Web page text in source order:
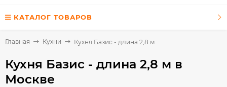
КАТАЛОГ ТОВАРОВ
Главная Кухни Кухня Базис - длина 2,8 м
Кухня Базис - длина 2,8 м в
Москве